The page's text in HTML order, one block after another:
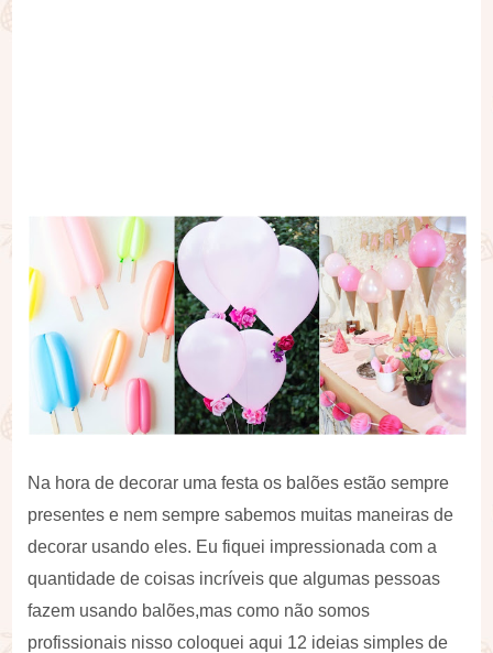
Na hora de decorar uma festa os balões estão sempre
presentes e nem sempre sabemos muitas maneiras de
decorar usando eles. Eu fiquei impressionada com a
quantidade de coisas incríveis que algumas pessoas
fazem usando balões,mas como não somos
profissionais nisso coloquei aqui 12 ideias simples de